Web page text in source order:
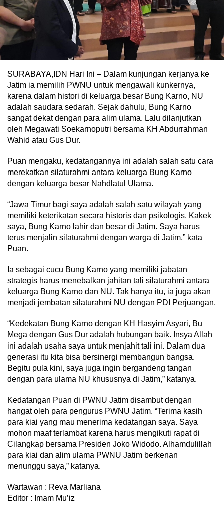
SURABAYA,IDN Hari Ini – Dalam kunjungan kerjanya ke
Jatim ia memilih PWNU untuk mengawali kunkernya,
karena dalam histori di keluarga besar Bung Karno, NU
adalah saudara sedarah. Sejak dahulu, Bung Karno
sangat dekat dengan para alim ulama. Lalu dilanjutkan
oleh Megawati Soekarnoputri bersama KH Abdurrahman
Wahid atau Gus Dur.
Puan mengaku, kedatangannya ini adalah salah satu cara
merekatkan silaturahmi antara keluarga Bung Karno
dengan keluarga besar Nahdlatul Ulama.
“Jawa Timur bagi saya adalah salah satu wilayah yang
memiliki keterikatan secara historis dan psikologis. Kakek
saya, Bung Karno lahir dan besar di Jatim. Saya harus
terus menjalin silaturahmi dengan warga di Jatim,” kata
Puan.
Ia sebagai cucu Bung Karno yang memiliki jabatan
strategis harus menebalkan jahitan tali silaturahmi antara
keluarga Bung Karno dan NU. Tak hanya itu, ia juga akan
menjadi jembatan silaturahmi NU dengan PDI Perjuangan.
“Kedekatan Bung Karno dengan KH Hasyim Asyari, Bu
Mega dengan Gus Dur adalah hubungan baik. Insya Allah
ini adalah usaha saya untuk menjahit tali ini. Dalam dua
generasi itu kita bisa bersinergi membangun bangsa.
Begitu pula kini, saya juga ingin bergandeng tangan
dengan para ulama NU khususnya di Jatim,” katanya.
Kedatangan Puan di PWNU Jatim disambut dengan
hangat oleh para pengurus PWNU Jatim. “Terima kasih
para kiai yang mau menerima kedatangan saya. Saya
mohon maaf terlambat karena harus mengikuti rapat di
Cilangkap bersama Presiden Joko Widodo. Alhamdulillah
para kiai dan alim ulama PWNU Jatim berkenan
menunggu saya,” katanya.
Wartawan : Reva Marliana
Editor : Imam Mu’iz